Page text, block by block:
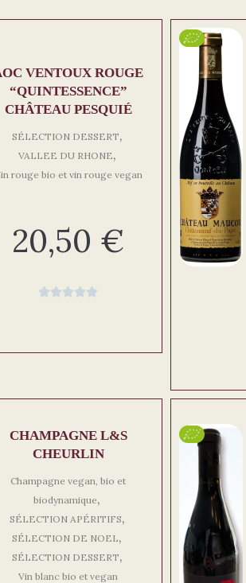
VENTOUX ROUGE
“QUINTESSENCE”
CHÂTEAU PESQUIÉ
SÉLECTION DESSERT,
VALLEE DU RHONE,
rouge bio et vin rouge vegan
20,50 €

CHAMPAGNE L&S
CHEURLIN
Champagne vegan, bio et
biodynamique,
SÉLECTION APÉRITIFS,
SÉLECTION DE NOEL,
SÉLECTION DESSERT,
Vin blanc bio et vegan